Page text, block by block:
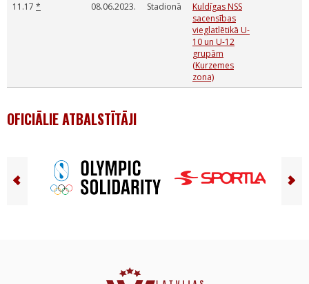
11.17 * 08.06.2023. Stadionā
Kuldīgas NSS
sacensības
vieglatlētikā U-
10 un U-12
grupām
(Kurzemes
zona)
OFICIĀLIE ATBALSTĪTĀJI